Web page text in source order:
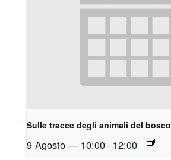
Sulle tracce degli animali del bosco
9 Agosto — 10:00- 12:00